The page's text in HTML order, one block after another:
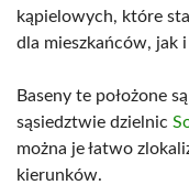
kąpielowych, które
dla mieszkańców, jak
Baseny te położone
sąsiedztwie dzielnic
można je łatwo
kierunków.